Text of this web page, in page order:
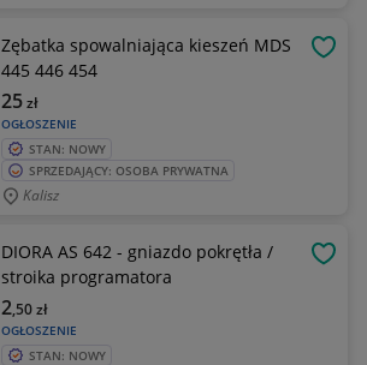
Zębatka spowalniająca kieszeń MDS
445 446 454
OGŁOSZENIE
25zł
STAN: NOWY
SPRZEDAJĄCY: OSOBA PRYWATNA
Kalisz
DIORA AS 642 - gniazdo pokrętła /
stroika programatora
OGŁOSZENIE
2,50zł
STAN: NOWY